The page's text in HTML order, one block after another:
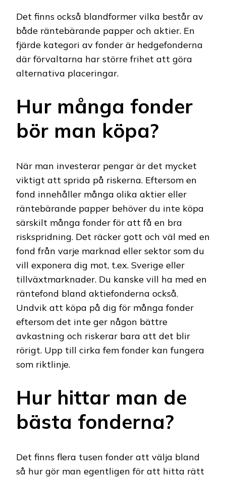
Det finns också blandformer vilka består av
både räntebärande papper och aktier. En
fjärde kategori av fonder är hedgefonderna
där förvaltarna har större frihet att göra
alternativa placeringar.
Hur många fonder
bör man köpa?
När man investerar pengar är det mycket
viktigt att sprida på riskerna. Eftersom en
fond innehåller många olika aktier eller
räntebärande papper behöver du inte köpa
särskilt många fonder för att få en bra
riskspridning. Det räcker gott och väl med en
fond från varje marknad eller sektor som du
vill exponera dig mot, t.ex. Sverige eller
tillväxtmarknader. Du kanske vill ha med en
räntefond bland aktiefonderna också.
Undvik att köpa på dig för många fonder
eftersom det inte ger någon bättre
avkastning och riskerar bara att det blir
rörigt. Upp till cirka fem fonder kan fungera
som riktlinje.
Hur hittar man de
bästa fonderna?
Det finns flera tusen fonder att välja bland
så hur gör man egentligen för att hitta rätt